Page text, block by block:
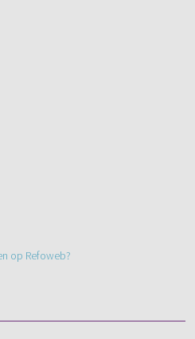
op Refoweb?